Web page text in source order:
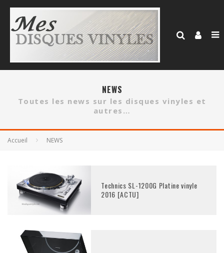
NEWS
Toutes les news sur les disques vinyles et
autres…
Accueil NEWS
Technics SL-1200G Platine vinyle
2016 [ACTU]